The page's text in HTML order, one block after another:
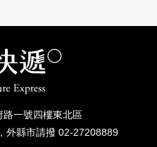
一號四樓東北區
外縣市請撥 02-27208889